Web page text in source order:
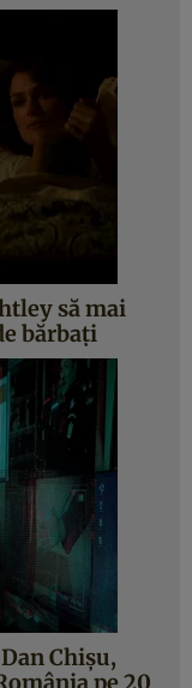
să mai
bărbaţi
Chișu,